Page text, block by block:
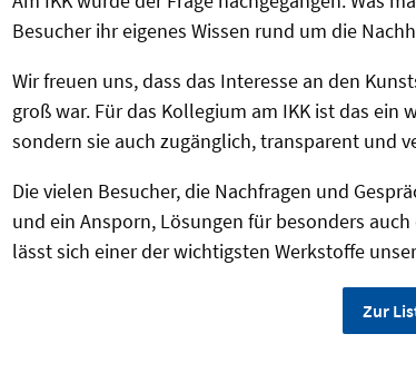
Besucher ihr eigenes Wissen rund um die
Wir freuen uns, dass das Interesse an den
groß war. Für das Kollegium am IKK ist das
sondern sie auch zugänglich, transparent und
Die vielen Besucher, die Nachfragen und
und ein Ansporn, Lösungen für besonders
lässt sich einer der wichtigsten Werkstoffe
Zur